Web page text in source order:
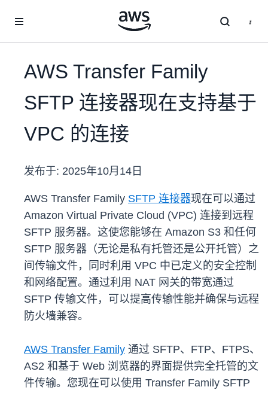
AWS Transfer Family
SFTP 连接器现在支持基于
VPC 的连接
发布于: 2025年10月14日
AWS Transfer Family SFTP 连接器现在可以通过
Amazon Virtual Private Cloud (VPC) 连接到远程
SFTP 服务器。这使您能够在 Amazon S3 和任何
SFTP 服务器（无论是私有托管还是公开托管）之
间传输文件，同时利用 VPC 中已定义的安全控制
和网络配置。通过利用 NAT 网关的带宽通过
SFTP 传输文件，可以提高传输性能并确保与远程
防火墙兼容。
AWS Transfer Family 通过 SFTP、FTP、FTPS、
AS2 和基于 Web 浏览器的界面提供完全托管的文
件传输。您现在可以使用 Transfer Family SFTP